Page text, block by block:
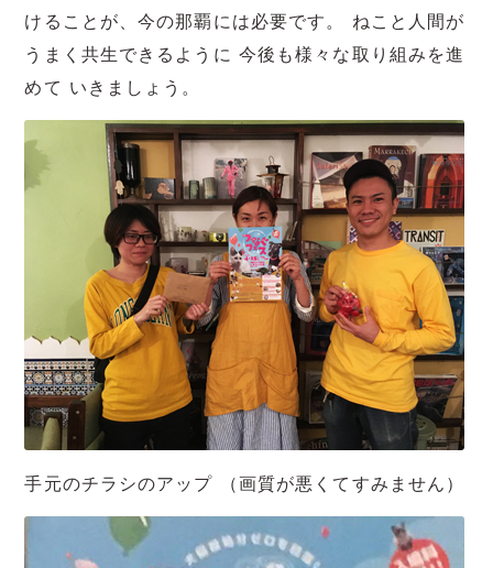
けることが、今の那覇には必要です。 ねこと人間が
うまく共生できるように 今後も様々な取り組みを進
めて いきましょう。
手元のチラシのアップ （画質が悪くてすみません）